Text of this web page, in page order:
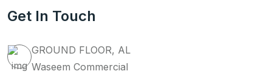
Get In Touch
GROUND FLOOR, AL
Waseem Commercial